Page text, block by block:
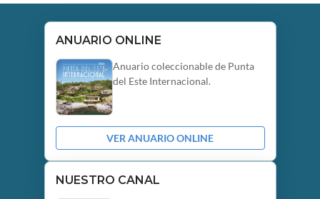
ANUARIO ONLINE
Anuario coleccionable de Punta
del Este Internacional.
VER ANUARIO ONLINE
NUESTRO CANAL